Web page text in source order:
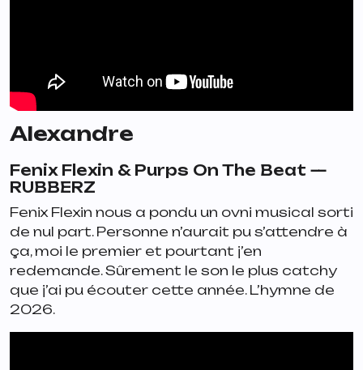
Alexandre
Fenix Flexin & Purps On The Beat —
RUBBERZ
Fenix Flexin nous a pondu un ovni musical sorti
de nul part. Personne n’aurait pu s’attendre à
ça, moi le premier et pourtant j’en
redemande. Sûrement le son le plus catchy
que j’ai pu écouter cette année. L’hymne de
2026.